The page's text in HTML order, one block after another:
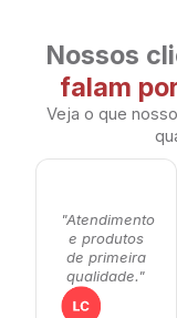
Nossos
falam
Veja o que
"Atendimento
e produtos
de primeira
qualidade."